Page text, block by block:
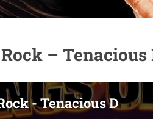
– Tenacious
- Tenacious D